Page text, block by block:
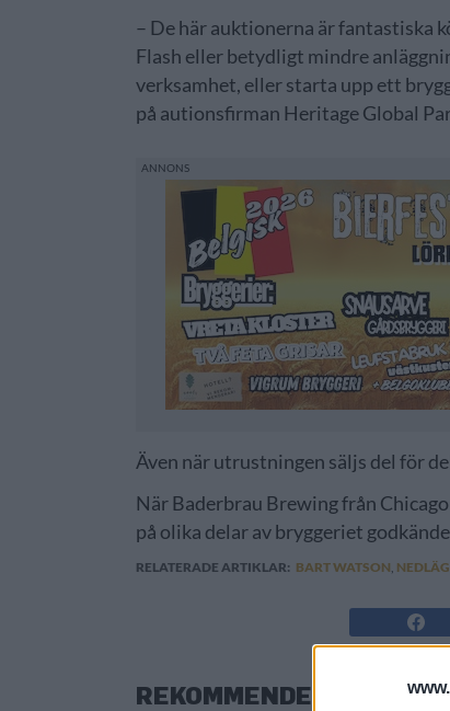
– De här auktionerna är fantastiska
Flash eller betydligt mindre
verksamhet, eller starta upp ett
på autionsfirman Heritage Global
Även när utrustningen säljs del för
När Baderbrau Brewing från
på olika delar av bryggeriet
RELATERADE ARTIKLAR: BART WATSON,
REKOMMENDERAD